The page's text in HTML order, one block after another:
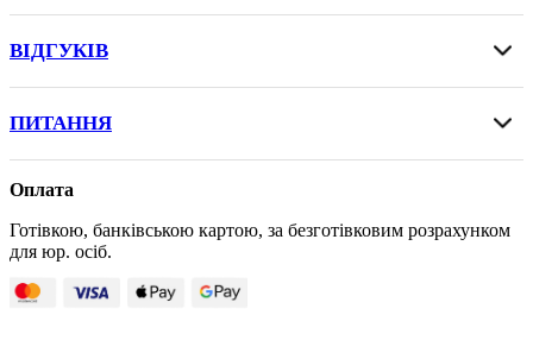
ВІДГУКІВ
ПИТАННЯ
Оплата
Готівкою, банківською картою, за безготівковим розрахунком
для юр. осіб.